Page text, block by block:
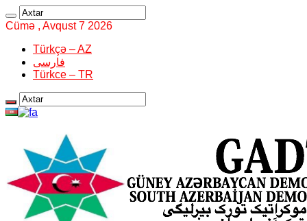
Cümə , Avqust 7 2026
Türkçə – AZ
فارسی
Türkce – TR